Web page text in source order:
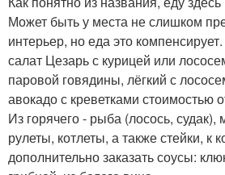
Может быть у места не слишком
интерьер, но еда это
салат Цезарь с курицей или
паровой говядины, лёгкий с
авокадо с креветками стоимостью
Из горячего - рыба (лосось,
рулеты, котлеты, а также стейки, к
дополнительно заказать соусы: